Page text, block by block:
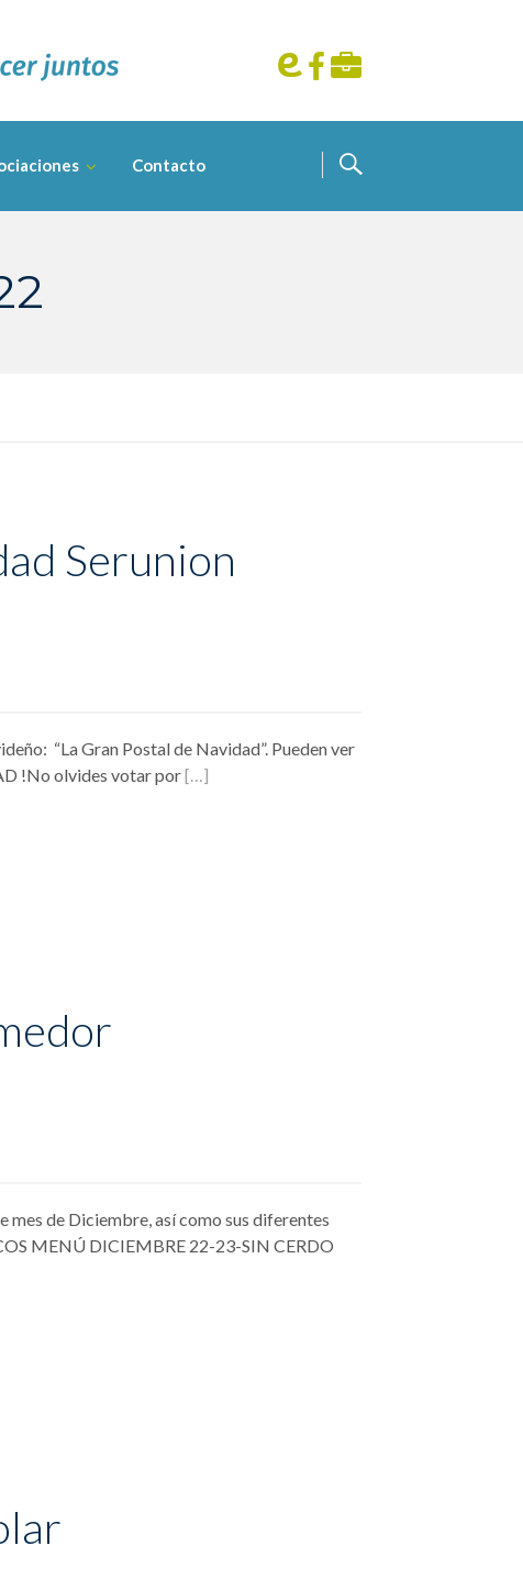
Contacto
Serunion
“La Gran Postal de Navidad”. Pueden ver
!No olvides votar por[…]
mes de Diciembre, así como sus diferentes
MENÚ DICIEMBRE 22-23-SIN CERDO